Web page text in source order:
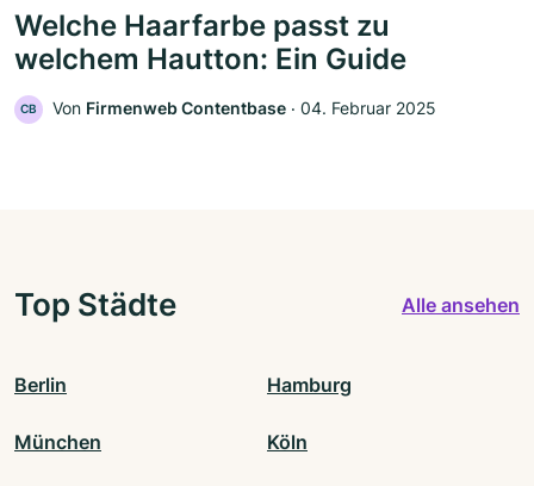
Welche Haarfarbe passt zu
welchem Hautton: Ein Guide
CB Von Firmenweb Contentbase ‧ 04. Februar 2025
Top Städte Alle ansehen
Berlin Hamburg
München Köln